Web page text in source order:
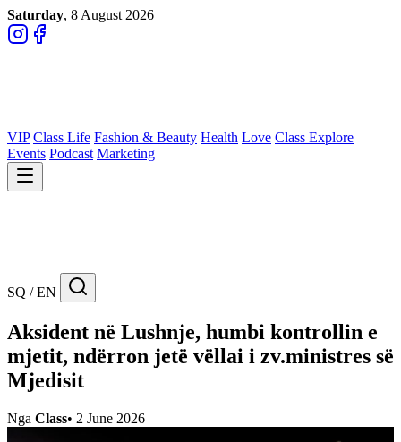
Saturday, 8 August 2026
VIP Class Life Fashion & Beauty Health Love Class Explore
Events Podcast Marketing
SQ / EN
Aksident në Lushnje, humbi kontrollin e
mjetit, ndërron jetë vëllai i zv.ministres së
Mjedisit
Nga Class• 2 June 2026